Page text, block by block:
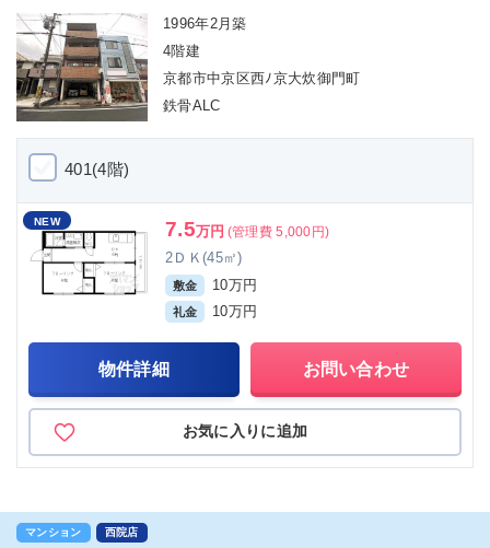
1996年2月築
4階建
京都市中京区西ﾉ京大炊御門町
鉄骨ALC
401(4階)
NEW 7.5万円 (管理費 5,000円)
2ＤＫ(45㎡)
敷金 10万円
礼金 10万円
物件詳細 お問い合わせ
お気に入りに追加
マンション 西院店